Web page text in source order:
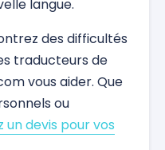
langue.
des difficultés
traducteurs de
vous aider. Que
ou
un devis pour vos